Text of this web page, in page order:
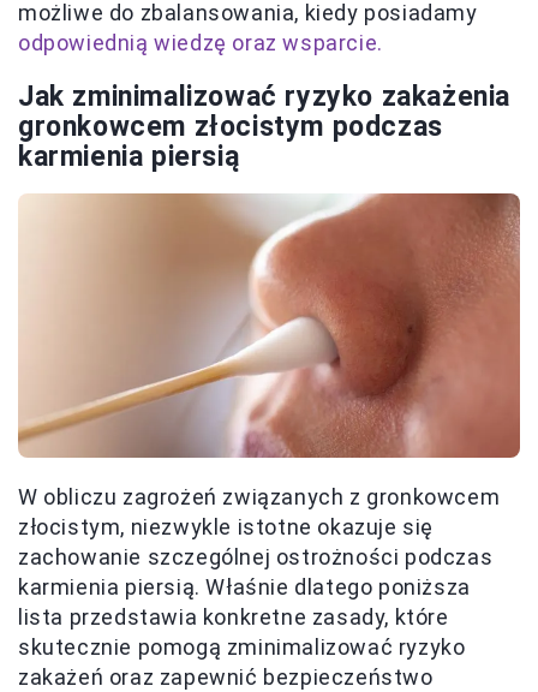
możliwe do zbalansowania, kiedy posiadamy
odpowiednią wiedzę oraz wsparcie.
Jak zminimalizować ryzyko zakażenia
gronkowcem złocistym podczas
karmienia piersią
W obliczu zagrożeń związanych z gronkowcem
złocistym, niezwykle istotne okazuje się
zachowanie szczególnej ostrożności podczas
karmienia piersią. Właśnie dlatego poniższa
lista przedstawia konkretne zasady, które
skutecznie pomogą zminimalizować ryzyko
zakażeń oraz zapewnić bezpieczeństwo